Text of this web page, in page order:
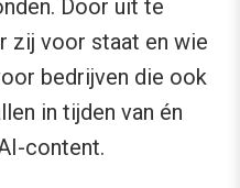
Door uit te
zij voor staat en wie
bedrijven die ook
in tijden van én
content.